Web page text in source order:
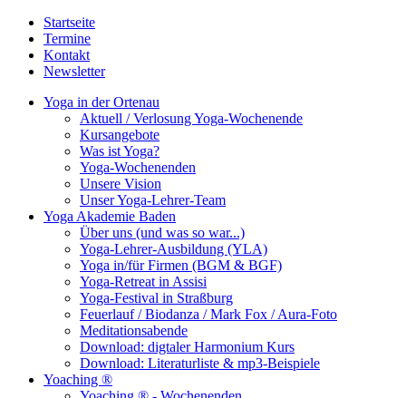
Startseite
Termine
Kontakt
Newsletter
Yoga in der Ortenau
Aktuell / Verlosung Yoga-Wochenende
Kursangebote
Was ist Yoga?
Yoga-Wochenenden
Unsere Vision
Unser Yoga-Lehrer-Team
Yoga Akademie Baden
Über uns (und was so war...)
Yoga-Lehrer-Ausbildung (YLA)
Yoga in/für Firmen (BGM & BGF)
Yoga-Retreat in Assisi
Yoga-Festival in Straßburg
Feuerlauf / Biodanza / Mark Fox / Aura-Foto
Meditationsabende
Download: digtaler Harmonium Kurs
Download: Literaturliste & mp3-Beispiele
Yoaching ®